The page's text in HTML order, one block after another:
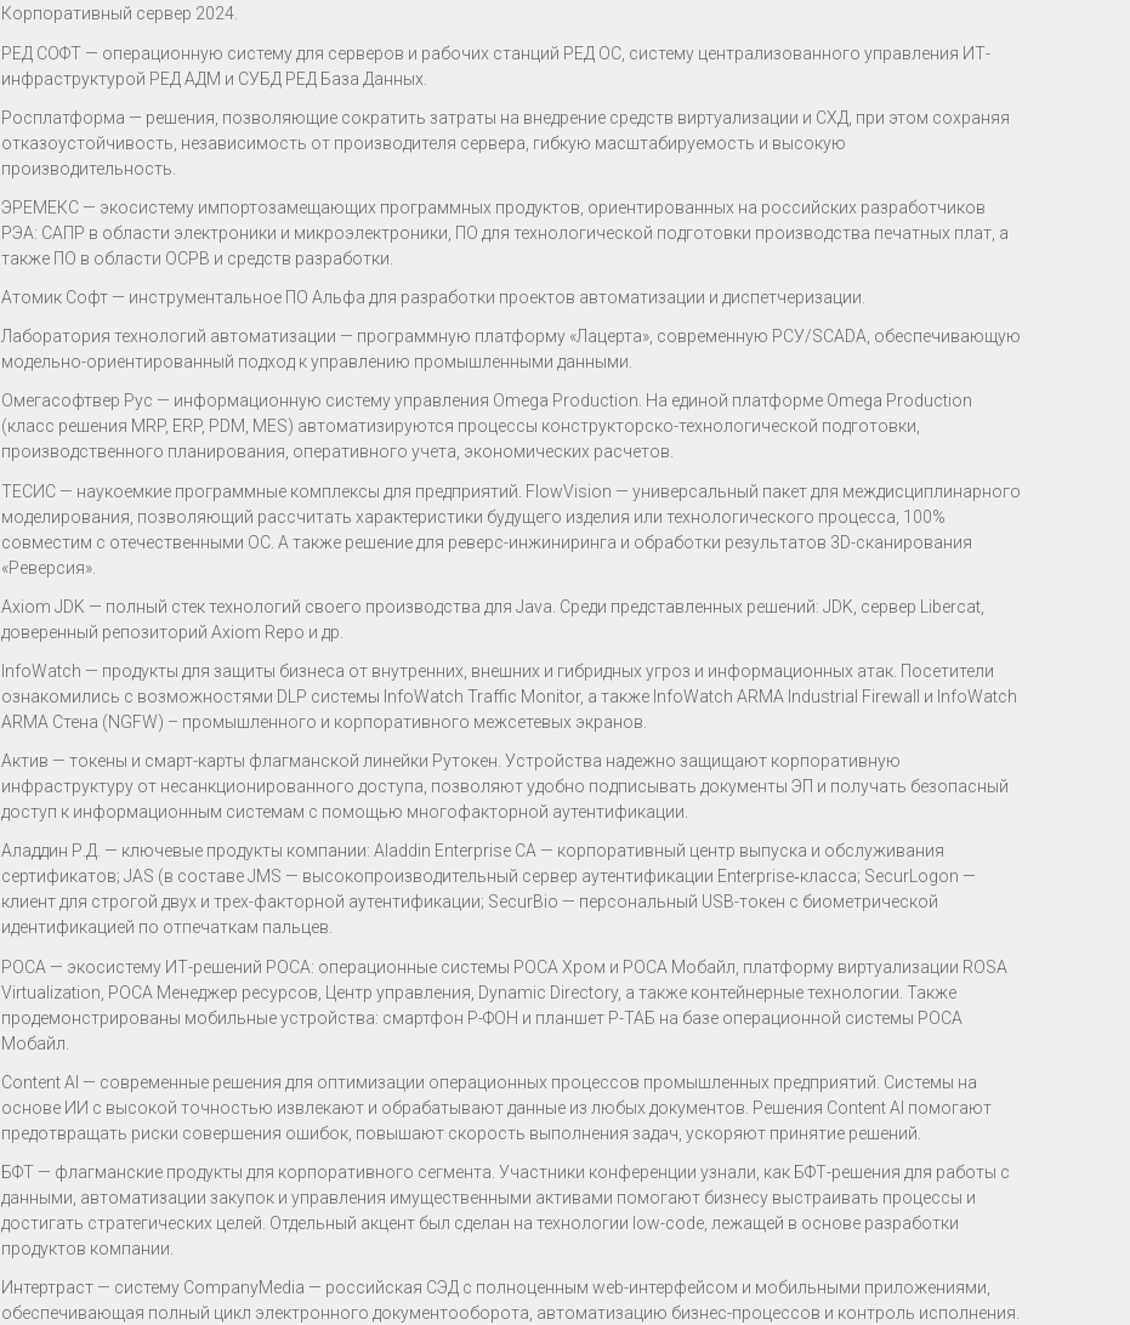
Корпоративный сервер 2024.
РЕД СОФТ — операционную систему для серверов и рабочих станций РЕД ОС, систему централизованного управления ИТ-
инфраструктурой РЕД АДМ и СУБД РЕД База Данных.
Росплатформа — решения, позволяющие сократить затраты на внедрение средств виртуализации и СХД, при этом сохраняя
отказоустойчивость, независимость от производителя сервера, гибкую масштабируемость и высокую
производительность.
ЭРЕМЕКС — экосистему импортозамещающих программных продуктов, ориентированных на российских разработчиков
РЭА: САПР в области электроники и микроэлектроники, ПО для технологической подготовки производства печатных плат, а
также ПО в области ОСРВ и средств разработки.
Атомик Софт — инструментальное ПО Альфа для разработки проектов автоматизации и диспетчеризации.
Лаборатория технологий автоматизации — программную платформу «Лацерта», современную РСУ/SCADA, обеспечивающую
модельно-ориентированный подход к управлению промышленными данными.
Омегасофтвер Рус — информационную систему управления Omega Production. На единой платформе Omega Production
(класс решения MRP, ERP, PDM, MES) автоматизируются процессы конструкторско-технологической подготовки,
производственного планирования, оперативного учета, экономических расчетов.
ТЕСИС — наукоемкие программные комплексы для предприятий. FlowVision — универсальный пакет для междисциплинарного
моделирования, позволяющий рассчитать характеристики будущего изделия или технологического процесса, 100%
совместим с отечественными ОС. А также решение для реверс-инжиниринга и обработки результатов 3D-сканирования
«Реверсия».
Axiom JDK — полный стек технологий своего производства для Java. Среди представленных решений: JDK, сервер Libercat,
доверенный репозиторий Axiom Repo и др.
InfoWatch — продукты для защиты бизнеса от внутренних, внешних и гибридных угроз и информационных атак. Посетители
ознакомились с возможностями DLP системы InfoWatch Traffic Monitor, а также InfoWatch ARMA Industrial Firewall и InfoWatch
ARMA Стена (NGFW) – промышленного и корпоративного межсетевых экранов.
Актив — токены и смарт-карты флагманской линейки Рутокен. Устройства надежно защищают корпоративную
инфраструктуру от несанкционированного доступа, позволяют удобно подписывать документы ЭП и получать безопасный
доступ к информационным системам с помощью многофакторной аутентификации.
Аладдин Р.Д. — ключевые продукты компании: Aladdin Enterprise CA — корпоративный центр выпуска и обслуживания
сертификатов; JAS (в составе JMS — высокопроизводительный сервер аутентификации Enterprise‑класса; SecurLogon —
клиент для строгой двух и трех-факторной аутентификации; SecurBio — персональный USB-токен с биометрической
идентификацией по отпечаткам пальцев.
РОСА — экосистему ИТ-решений РОСА: операционные системы РОСА Хром и РОСА Мобайл, платформу виртуализации ROSA
Virtualization, РОСА Менеджер ресурсов, Центр управления, Dynamic Directory, а также контейнерные технологии. Также
продемонстрированы мобильные устройства: смартфон Р-ФОН и планшет Р-ТАБ на базе операционной системы РОСА
Мобайл.
Content AI — современные решения для оптимизации операционных процессов промышленных предприятий. Системы на
основе ИИ с высокой точностью извлекают и обрабатывают данные из любых документов. Решения Content AI помогают
предотвращать риски совершения ошибок, повышают скорость выполнения задач, ускоряют принятие решений.
БФТ — флагманские продукты для корпоративного сегмента. Участники конференции узнали, как БФТ-решения для работы с
данными, автоматизации закупок и управления имущественными активами помогают бизнесу выстраивать процессы и
достигать стратегических целей. Отдельный акцент был сделан на технологии low-code, лежащей в основе разработки
продуктов компании.
Интертраст — систему CompanyMedia — российская СЭД с полноценным web-интерфейсом и мобильными приложениями,
обеспечивающая полный цикл электронного документооборота, автоматизацию бизнес-процессов и контроль исполнения.